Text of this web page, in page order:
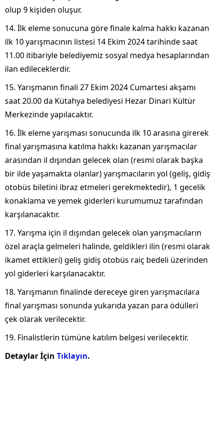
olup 9 kişiden oluşur.
14. İlk eleme sonucuna göre finale kalma hakkı kazanan
ilk 10 yarışmacının listesi 14 Ekim 2024 tarihinde saat
11.00 itibariyle belediyemiz sosyal medya hesaplarından
ilan edileceklerdir.
15. Yarışmanın finali 27 Ekim 2024 Cumartesi akşamı
saat 20.00 da Kütahya belediyesi Hezar Dinari Kültür
Merkezinde yapılacaktır.
16. İlk eleme yarışması sonucunda ilk 10 arasına girerek
final yarışmasına katılma hakkı kazanan yarışmacılar
arasından il dışından gelecek olan (resmi olarak başka
bir ilde yaşamakta olanlar) yarışmacıların yol (geliş, gidiş
otobüs biletini ibraz etmeleri gerekmektedir), 1 gecelik
konaklama ve yemek giderleri kurumumuz tarafından
karşılanacaktır.
17. Yarışma için il dışından gelecek olan yarışmacıların
özel araçla gelmeleri halinde, geldikleri ilin (resmi olarak
ikamet ettikleri) geliş gidiş otobüs raiç bedeli üzerinden
yol giderleri karşılanacaktır.
18. Yarışmanın finalinde dereceye giren yarışmacılara
final yarışması sonunda yukarıda yazan para ödülleri
çek olarak verilecektir.
19. Finalistlerin tümüne katılım belgesi verilecektir.
Detaylar İçin Tıklayın.